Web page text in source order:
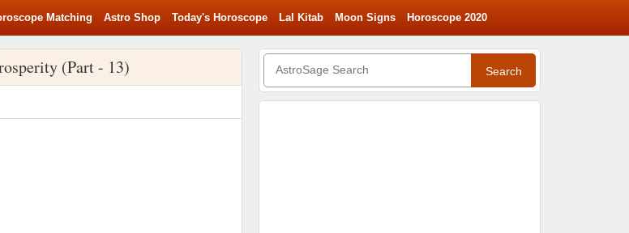
Matching Astro Shop Today's Horoscope Lal Kitab Moon Signs Horoscope 2020
(Part - 13) Search